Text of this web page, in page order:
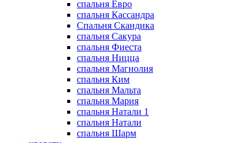
спальня Евро
спальня Кассандра
Спальня Скандика
спальня Сакура
спальня Фиеста
спальня Ницца
спальня Магнолия
спальня Ким
спальня Мальта
спальня Мария
спальня Натали 1
спальня Натали
спальня Шарм